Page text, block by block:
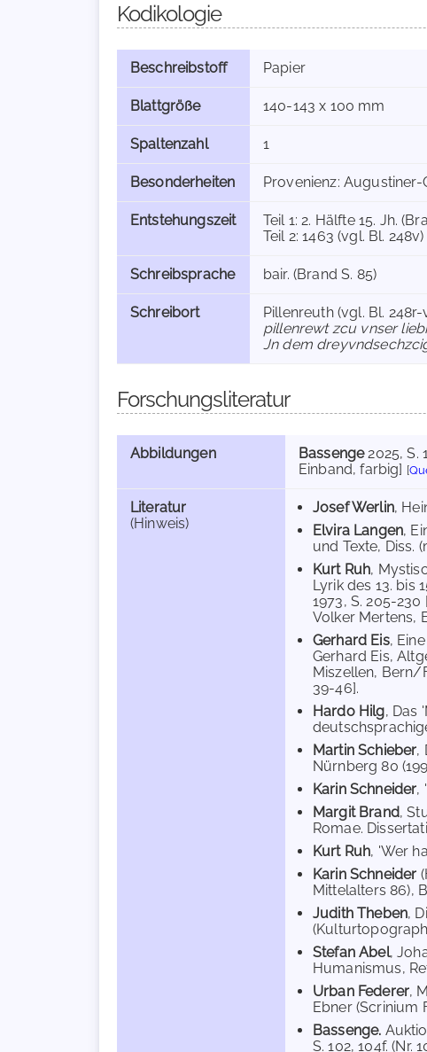
Kodikologie
Beschreibstoff Papier
Blattgröße 140-143 x 100 mm
Spaltenzahl 1
Besonderheiten Provenienz:
Entstehungszeit
Teil 1: 2. Hälfte 15. Jh.
Teil 2: 1463 (vgl. Bl. 248v)
Schreibsprache bair. (Brand S. 85)
Schreibort Pillenreuth (vgl. Bl. 248r-
pillenrewt zcu vnser
Jn dem
Forschungsliteratur
Abbildungen Bassenge2025, S.
Einband, farbig] [
Literatur
(Hinweis)
Josef Werlin,
Elvira Langen,
und Texte, Diss.
Kurt Ruh,
Lyrik des 13. bis
1973, S. 205-
Volker Mertens,
Gerhard Eis,
Gerhard Eis,
Miszellen, Bern/
39-46].
Hardo Hilg, Das
Martin Schieber,
Nürnberg 80
Karin Schneider,
Margit Brand,
Romae.
Kurt Ruh, 'Wer
Karin Schneider
Mittelalters 86),
Judith Theben,
Stefan Abel,
Humanismus,
Urban Federer,
Ebner (Scrinium
Bassenge.
S. 102, 104f. (Nr.